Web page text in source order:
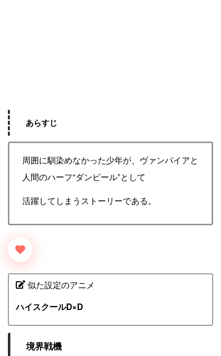
あらすじ
周囲に馴染めなかった少年が、ヴァンパイアと
人間のハーフ“ダンピール”として
活躍してしまうストーリーである。
似た設定のアニメ
ハイスクールD×D
境界戦機